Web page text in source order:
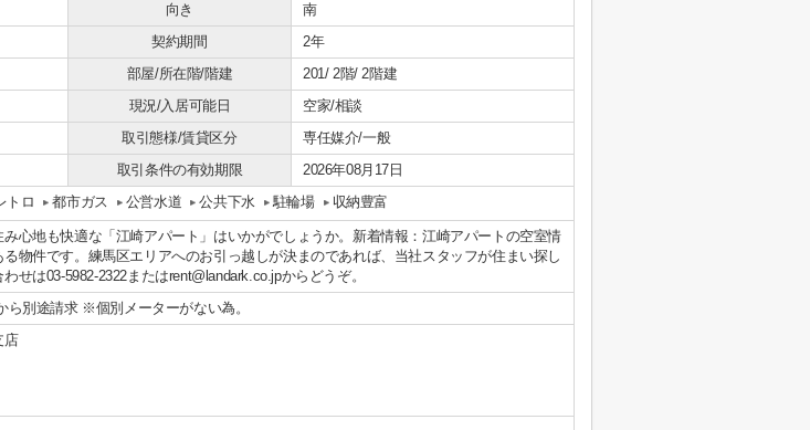
向き
南
契約期間
2年
部屋/所在階/階建
201/ 2階/ 2階建
現況/入居可能日
空家/相談
取引態様/賃貸区分
専任媒介/一般
取引条件の有効期限
2026年08月17日
トロ 都市ガス 公営水道 公共下水 駐輪場 収納豊富
心地も快適な「江崎アパート」はいかがでしょうか。新着情報：江崎アパートの空室情
物件です。練馬区エリアへのお引っ越しが決まのであれば、当社スタッフが住まい探し
せは03-5982-2322またはrent@landark.co.jpからどうぞ。
別途請求 ※個別メーターがない為。
店